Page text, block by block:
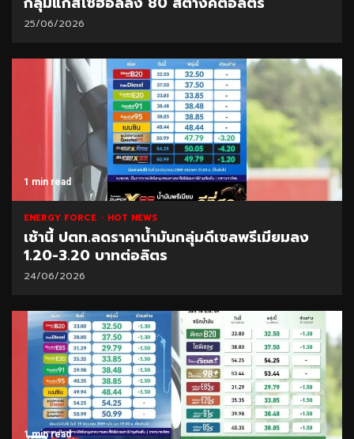
25/06/2026
1 min read
ENERGY FORCE HOT NEWS
เช้านี้ ปตท.ลดราคาน้ำมันกลุ่มดีเซลพรีเมียมลง
1.20-3.20 บาทต่อลิตร
24/06/2026
1 min read